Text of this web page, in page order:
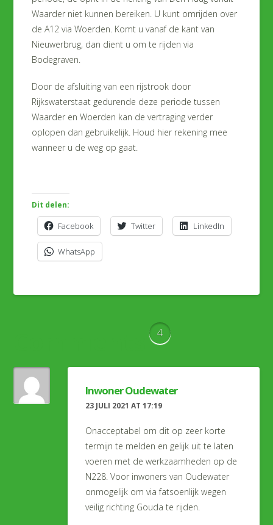
Waarder niet kunnen bereiken. U kunt omrijden over
de A12 via Woerden. Komt u vanaf de kant van
Nieuwerbrug, dan dient u om te rijden via
Bodegraven.
Door de afsluiting van een rijstrook door
Rijkswaterstaat gedurende deze periode tussen
Waarder en Woerden kan de vertraging verder
oplopen dan gebruikelijk. Houd hier rekening mee
wanneer u de weg op gaat.
Dit delen:
Facebook Twitter LinkedIn
WhatsApp
4
Inwoner Oudewater
23 JULI 2021 AT 17:19
Onacceptabel om dit op zeer korte
termijn te melden en gelijk uit te laten
voeren met de werkzaamheden op de
N228. Voor inwoners van Oudewater
onmogelijk om via fatsoenlijk wegen
veilig richting Gouda te rijden.